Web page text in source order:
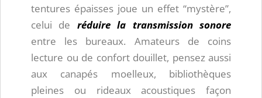
tentures épaisses joue un effet “mystère”,
celui de réduire la transmission sonore
entre les bureaux. Amateurs de coins
lecture ou de confort douillet, pensez aussi
aux canapés moelleux, bibliothèques
pleines ou rideaux acoustiques façon